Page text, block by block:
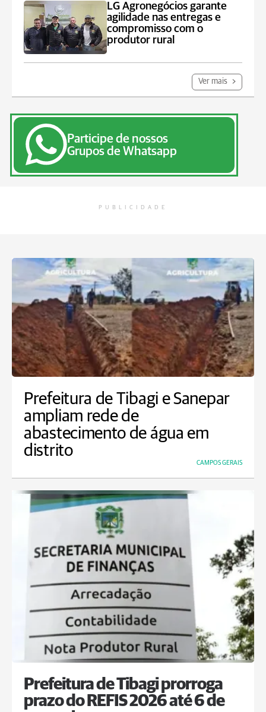
LG Agronegócios garante
agilidade nas entregas e
compromisso com o
produtor rural
Ver mais
Participe de nossos
Grupos de Whatsapp
PUBLICIDADE
Prefeitura de Tibagi e Sanepar
ampliam rede de
abastecimento de água em
distrito
CAMPOS GERAIS
Prefeitura de Tibagi prorroga
prazo do REFIS 2026 até 6 de